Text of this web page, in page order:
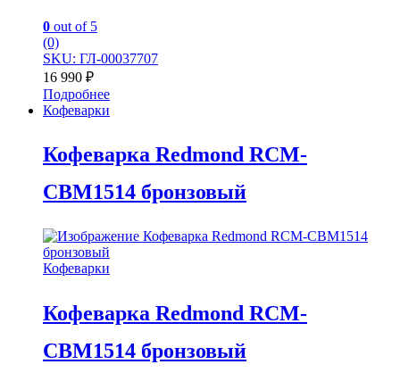
0 out of 5
(0)
SKU: ГЛ-00037707
16 990 ₽
Подробнее
Кофеварки
Кофеварка Redmond RCM-
CBM1514 бронзовый
Кофеварки
Кофеварка Redmond RCM-
CBM1514 бронзовый